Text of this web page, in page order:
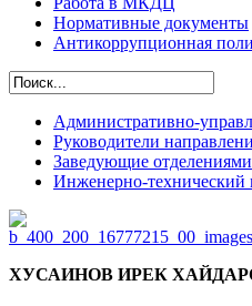
Нормативные документы
Антикоррупционная
Административно-
Руководители
Заведующие отделениями
Инженерно-технический
ХУСАИНОВ ИРЕК